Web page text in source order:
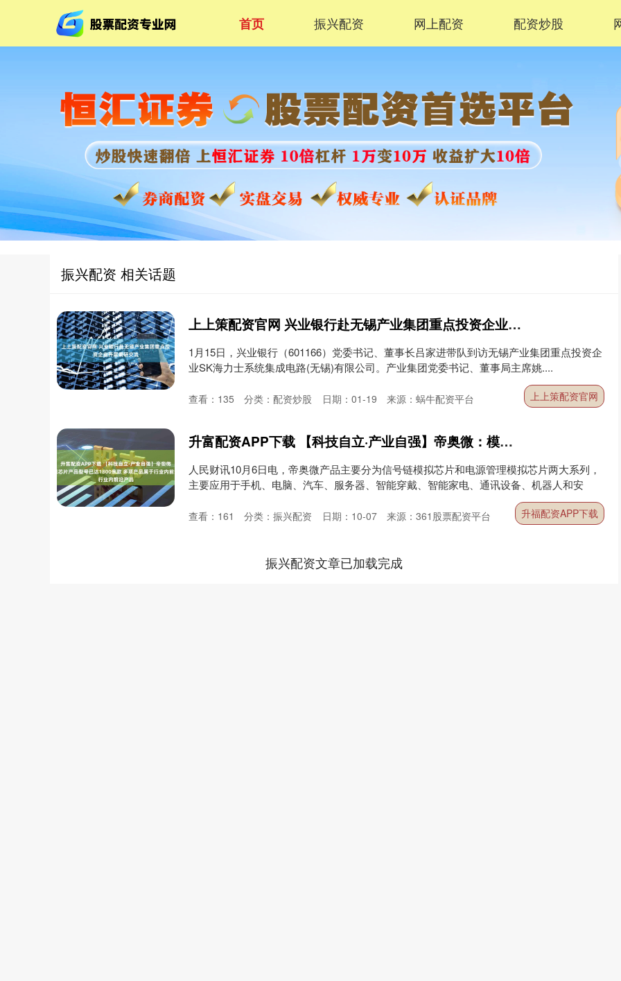
首页 振兴配资 网上配资 配资炒股
振兴配资 相关话题
上上策配资官网 兴业银行赴无锡产业集团重点投资企业开展调研交流
1月15日，兴业银行（601166）党委书记、董事长吕家进带队到访无锡产业集团重点投资企
业SK海力士系统集成电路(无锡)有限公司。产业集团党委书记、董事局主席姚....
上上策配资官网
日期：01-19 来源：蜗牛配资平台
查看： 135 分类： 配资炒股
升富配资APP下载 【科技自立·产业自强】帝奥微：模拟芯片产品型号已达1800余款 多项产品属于行业内前沿产品
人民财讯10月6日电，帝奥微产品主要分为信号链模拟芯片和电源管理模拟芯片两大系列，
主要应用于手机、电脑、汽车、服务器、智能穿戴、智能家电、通讯设备、机器人和安
升福配资APP下载
日期：10-07 来源：361股票配资平台
查看： 161 分类： 振兴配资
振兴配资文章已加载完成